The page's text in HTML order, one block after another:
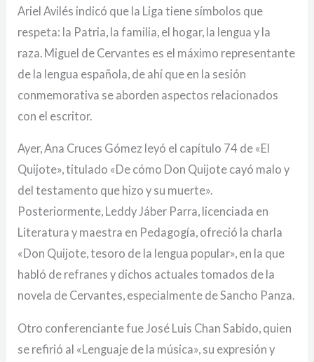
Ariel Avilés indicó que la Liga tiene símbolos que
respeta: la Patria, la familia, el hogar, la lengua y la
raza. Miguel de Cervantes es el máximo representante
de la lengua española, de ahí que en la sesión
conmemorativa se aborden aspectos relacionados
con el escritor.
Ayer, Ana Cruces Gómez leyó el capítulo 74 de «El
Quijote», titulado «De cómo Don Quijote cayó malo y
del testamento que hizo y su muerte».
Posteriormente, Leddy Jáber Parra, licenciada en
Literatura y maestra en Pedagogía, ofreció la charla
«Don Quijote, tesoro de la lengua popular», en la que
habló de refranes y dichos actuales tomados de la
novela de Cervantes, especialmente de Sancho Panza.
Otro conferenciante fue José Luis Chan Sabido, quien
se refirió al «Lenguaje de la música», su expresión y